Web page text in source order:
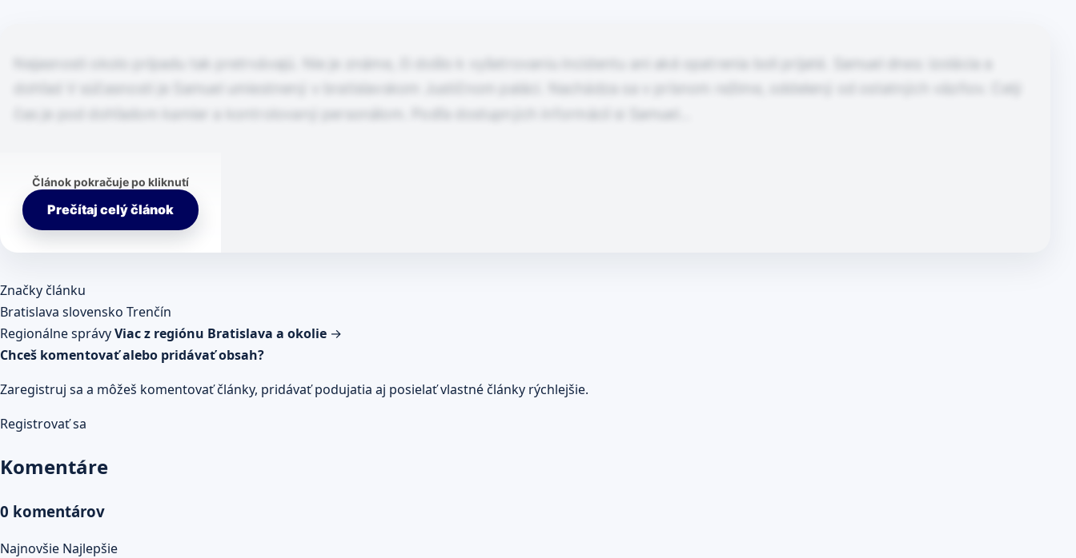
Nejasnosti okolo prípadu tak pretrvávajú. Nie je známe, či došlo k vyšetrovaniu incidentu ani aké opatrenia boli prijaté. Samuel dnes: izolácia a
dohľad V súčasnosti je Samuel umiestnený v bratislavskom Justičnom paláci. Nachádza sa v prísnom režime, oddelený od ostatných väzňov. Celý
čas je pod dohľadom kamier a kontrolovaný personálom. Podľa dostupných informácií si Samuel…
Článok pokračuje po kliknutí
Prečítaj celý článok
Značky článku
Bratislava slovensko Trenčín
Regionálne správyViac z regiónu Bratislava a okolie →
Chceš komentovať alebo pridávať obsah?
Zaregistruj sa a môžeš komentovať články, pridávať podujatia aj posielať vlastné články rýchlejšie.
Registrovať sa
Komentáre
0 komentárov
Najnovšie Najlepšie